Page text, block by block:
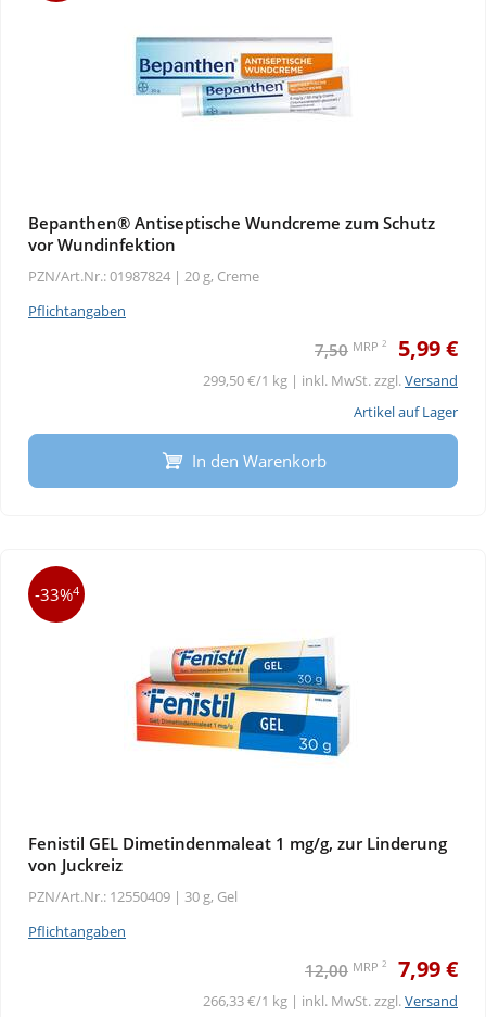
Bepanthen® Antiseptische Wundcreme zum Schutz
vor Wundinfektion
PZN/Art.Nr.: 01987824 | 20 g, Creme
Pflichtangaben
7,50 MRP 2 5,99 €
299,50 €/1 kg | inkl. MwSt. zzgl.Versand
Artikel auf Lager
In den Warenkorb
-33%4
Fenistil GEL Dimetindenmaleat 1 mg/g, zur Linderung
von Juckreiz
PZN/Art.Nr.: 12550409 | 30 g, Gel
Pflichtangaben
12,00 MRP 2 7,99 €
266,33 €/1 kg | inkl. MwSt. zzgl.Versand